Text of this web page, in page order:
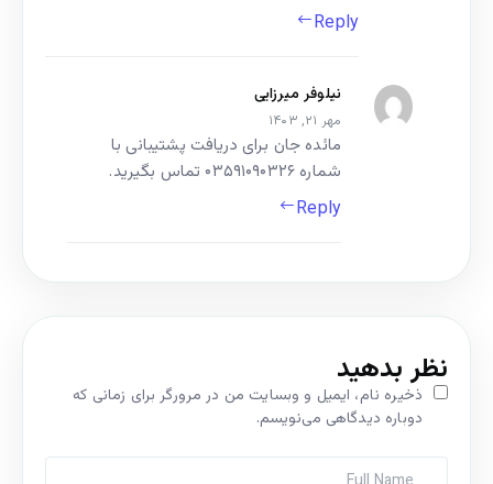
Reply
نیلوفر میرزایی
مهر ۲۱, ۱۴۰۳
مائده جان برای دریافت پشتیبانی با
شماره ۰۳۵۹۱۰۹۰۳۲۶ تماس بگیرید.
Reply
نظر بدهید
ذخیره نام، ایمیل و وبسایت من در مرورگر برای زمانی که
دوباره دیدگاهی می‌نویسم.